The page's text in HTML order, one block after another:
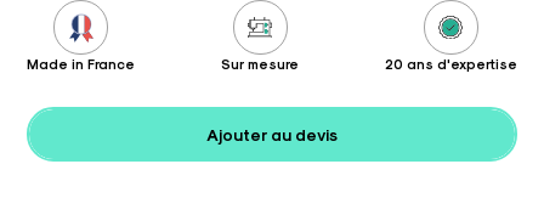
Made in France Sur mesure 20 ans d'expertise
Ajouter au devis